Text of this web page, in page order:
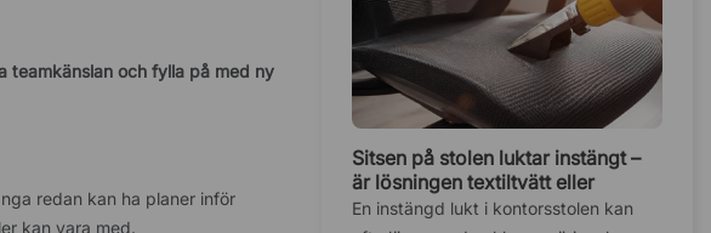
och fylla på med ny
redan kan ha planer inför
kan vara med.
Sitsen på stolen luktar instängt –
är lösningen textiltvätt eller
fuktskadat skum?
En instängd lukt i kontorsstolen kan